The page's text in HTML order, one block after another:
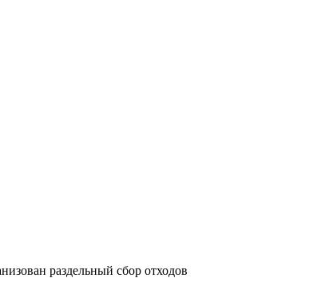
раздельный сбор отходов